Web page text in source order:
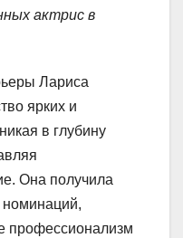
актрис в
Лариса
ярких и
в глубину
Она получила
номинаций,
профессионализм